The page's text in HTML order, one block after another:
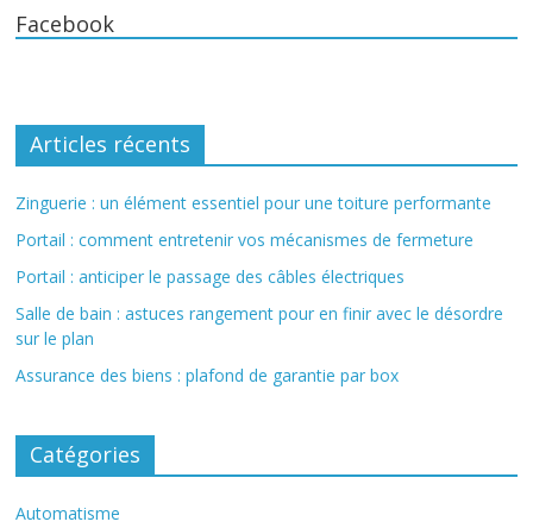
Facebook
Articles récents
Zinguerie : un élément essentiel pour une toiture performante
Portail : comment entretenir vos mécanismes de fermeture
Portail : anticiper le passage des câbles électriques
Salle de bain : astuces rangement pour en finir avec le désordre
sur le plan
Assurance des biens : plafond de garantie par box
Catégories
Automatisme